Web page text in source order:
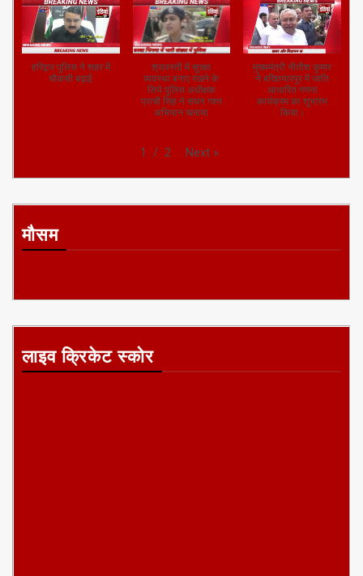
हरिद्वार पुलिस ने शहर में
चौकसी बढ़ाई
श्रावस्ती में सुरक्षा
व्यवस्था बनाए रखने के
लिये पुलिस अधीक्षक
प्राची सिंह ने सघन गश्त
अभियान चलाया
मुख्यमंत्री नीतीश कुमार
ने बख्तियारपुर में जाति
आधारित गणना
कार्यक्रम का शुभारंभ
किया।
1 / 2 Next »
मौसम
लाइव क्रिकेट स्कोर